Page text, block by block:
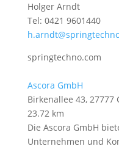
Holger Arndt
Tel: 0421 9601440
springtechno.com
Ascora GmbH
Birkenallee 43, 27777
23.72 km
Die Ascora GmbH
Unternehmen und